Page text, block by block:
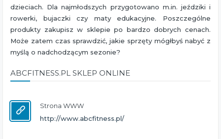
dzieciach. Dla najmłodszych przygotowano m.in. jeździki i
rowerki, bujaczki czy maty edukacyjne. Poszczególne
produkty zakupisz w sklepie po bardzo dobrych cenach.
Może zatem czas sprawdzić, jakie sprzęty mógłbyś nabyć z
myślą o nadchodzącym sezonie?
ABCFITNESS.PL SKLEP ONLINE
Strona WWW
http://www.abcfitness.pl/